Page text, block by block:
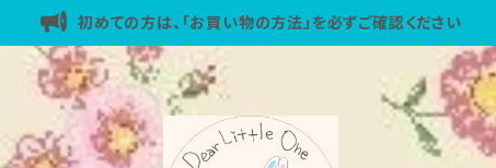
初めての方は、「お買い物の方法」を必ずご確認ください